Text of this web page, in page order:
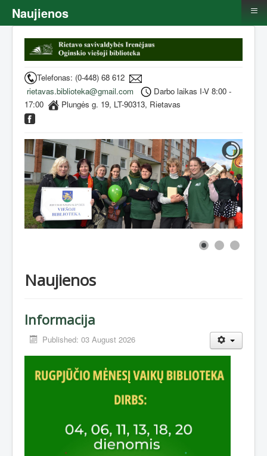
Telefonas: (0-448) 68 612
rietavas.biblioteka@gmail.com
Darbo laikas I-V 8:00 -
17:00
Plungės g. 19, LT-90313, Rietavas
Naujienos
Informacija
Published: 03 August 2026
Naujienos ≡